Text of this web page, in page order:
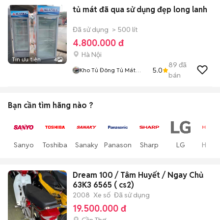
Tin ưu tiên 4
tủ mát đã qua sử dụng đẹp long lanh
Đã sử dụng > 500 lít
4.800.000 đ
Hà Nội
Kho Tủ Đông Tủ Mát
5.0
89 đã
bán
Bạn cần tìm hãng nào ?
Sanyo Toshiba Sanaky Panasonic Sharp LG
Dream 100 / Tâm Huyết / Ngay Chủ
63K3 6565 ( cs2)
2008 Xe số Đã sử dụng
19.500.000 đ